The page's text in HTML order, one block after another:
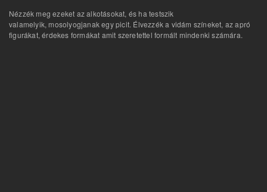
Nézzék meg ezeket az alkotásokat, és ha testszik
valamelyik, mosolyogjanak egy picit. Élvezzék a vidám színeket, az apró
figurákat, érdekes formákat amit szeretettel formált mindenki számára.